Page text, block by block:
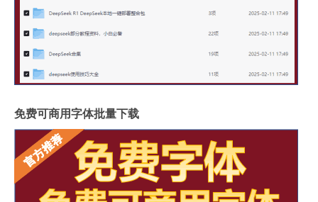
免费可商用字体批量下载